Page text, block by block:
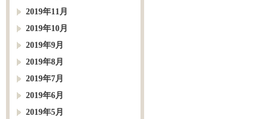
2019年11月
2019年10月
2019年9月
2019年8月
2019年7月
2019年6月
2019年5月